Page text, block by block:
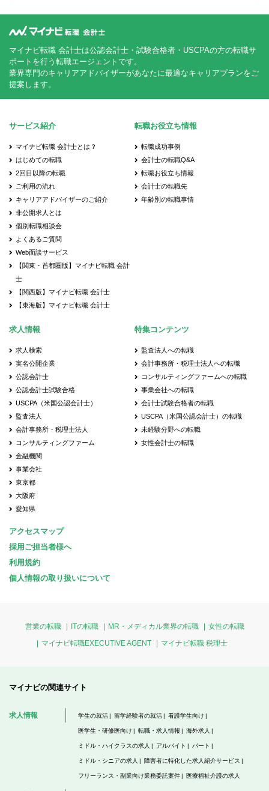
マイナビ転職 会計士は公認会計士・試験合格者・USCPAの方の転職サ
ポートを行う転職エージェントです。
業界専門のキャリアアドバイザーがあなたに最適なキャリアプランをご
提案します。
サービス紹介
マイナビ転職 会計士とは？
はじめての転職
2回目以降の転職
ご利用の流れ
キャリアアドバイザーのご紹介
非公開求人とは
個別転職相談会
よくあるご質問
Web面談サービス
【関東・首都圏版】マイナビ転職 会計
士
【関西版】マイナビ転職 会計士
【東海版】マイナビ転職 会計士
転職お役立ち情報
転職成功事例
会計士の転職Q&A
転職お役立ち情報
会計士の転職先
年齢別の転職事情
求人情報
求人検索
実名公開企業
公認会計士
公認会計士試験合格
USCPA（米国公認会計士）
監査法人
会計事務所・税理士法人
コンサルティングファーム
金融機関
事業会社
東京都
大阪府
愛知県
特集コンテンツ
監査法人への転職
会計事務所・税理士法人への転職
コンサルティングファームへの転職
事業会社への転職
会計士試験合格者の転職
USCPA（米国公認会計士）の転職
未経験分野への転職
女性会計士の転職
アクセスマップ
採用ご担当者様へ
利用規約
個人情報の取り扱いについて
営業の転職 ITの転職 MR・メディカル業界の転職
女性の転職
マイナビ転職EXECUTIVE AGENT
マイナビ転職 税理士
マイナビの関連サイト
求人情報 学生の就活 留学経験者の就活 看護学生向け
医学生・研修医向け 転職・求人情報 海外求人
ミドル・ハイクラスの求人 アルバイト パート
ミドル・シニアの求人 障害者に特化した求人紹介サービス
フリーランス・副業向け業務委託案件 医療福祉介護の求人